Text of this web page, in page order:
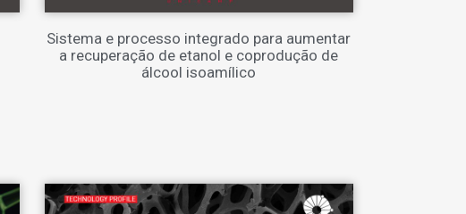
Sistema e processo integrado para aumentar
a recuperação de etanol e coprodução de
álcool isoamílico